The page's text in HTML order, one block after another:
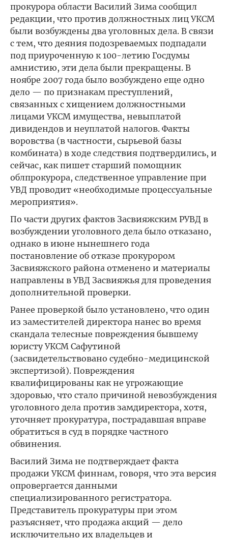
прокурора области Василий Зима сообщил
редакции, что против должностных лиц УКСМ
были возбуждены два уголовных дела. В связи
с тем, что деяния подозреваемых подпадали
под приуроченную к 100-летию Госдумы
амнистию, эти дела были прекращены. В
ноябре 2007 года было возбуждено еще одно
дело — по признакам преступлений,
связанных с хищением должностными
лицами УКСМ имущества, невыплатой
дивидендов и неуплатой налогов. Факты
воровства (в частности, сырьевой базы
комбината) в ходе следствия подтвердились, и
сейчас, как пишет старший помощник
облпрокурора, следственное управление при
УВД проводит «необходимые процессуальные
мероприятия».
По части других фактов Засвияжским РУВД в
возбуждении уголовного дела было отказано,
однако в июне нынешнего года
постановление об отказе прокурором
Засвияжского района отменено и материалы
направлены в УВД Засвияжья для проведения
дополнительной проверки.
Ранее проверкой было установлено, что один
из заместителей директора нанес во время
скандала телесные повреждения бывшему
юристу УКСМ Сафутиной
(засвидетельствовано судебно-медицинской
экспертизой). Повреждения
квалифицированы как не угрожающие
здоровью, что стало причиной невозбуждения
уголовного дела против замдиректора, хотя,
уточняет прокуратура, пострадавшая вправе
обратиться в суд в порядке частного
обвинения.
Василий Зима не подтверждает факта
продажи УКСМ финнам, говоря, что эта версия
опровергается данными
специализированного регистратора.
Представитель прокуратуры при этом
разъясняет, что продажа акций — дело
исключительно их владельцев и